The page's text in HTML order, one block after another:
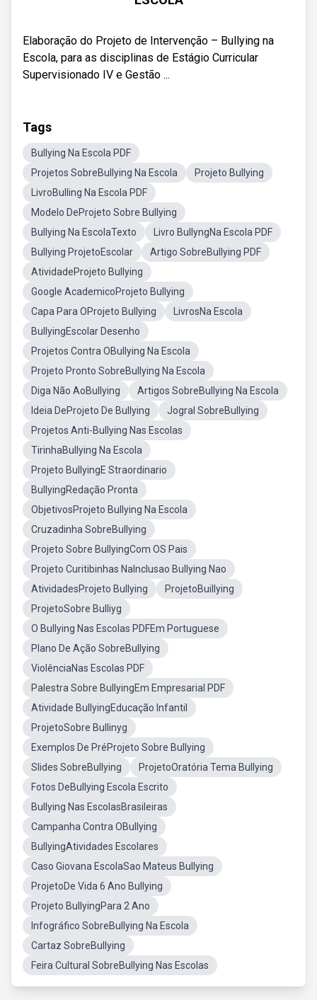
Elaboração do Projeto de Intervenção – Bullying na
Escola, para as disciplinas de Estágio Curricular
Supervisionado IV e Gestão ...
Tags
Bullying Na Escola PDF
Projetos SobreBullying Na Escola
Projeto Bullying
LivroBulling Na Escola PDF
Modelo DeProjeto Sobre Bullying
Bullying Na EscolaTexto
Livro BullyngNa Escola PDF
Bullying ProjetoEscolar
Artigo SobreBullying PDF
AtividadeProjeto Bullying
Google AcademicoProjeto Bullying
Capa Para OProjeto Bullying
LivrosNa Escola
BullyingEscolar Desenho
Projetos Contra OBullying Na Escola
Projeto Pronto SobreBullying Na Escola
Diga Não AoBullying
Artigos SobreBullying Na Escola
Ideia DeProjeto De Bullying
Jogral SobreBullying
Projetos Anti-Bullying Nas Escolas
TirinhaBullying Na Escola
Projeto BullyingE Straordinario
BullyingRedação Pronta
ObjetivosProjeto Bullying Na Escola
Cruzadinha SobreBullying
Projeto Sobre BullyingCom OS Pais
Projeto Curitibinhas NaInclusao Bullying Nao
AtividadesProjeto Bullying
ProjetoBuillying
ProjetoSobre Bulliyg
O Bullying Nas Escolas PDFEm Portuguese
Plano De Ação SobreBullying
ViolênciaNas Escolas PDF
Palestra Sobre BullyingEm Empresarial PDF
Atividade BullyingEducação Infantil
ProjetoSobre Bullinyg
Exemplos De PréProjeto Sobre Bullying
Slides SobreBullying
ProjetoOratória Tema Bullying
Fotos DeBullying Escola Escrito
Bullying Nas EscolasBrasileiras
Campanha Contra OBullying
BullyingAtividades Escolares
Caso Giovana EscolaSao Mateus Bullying
ProjetoDe Vida 6 Ano Bullying
Projeto BullyingPara 2 Ano
Infográfico SobreBullying Na Escola
Cartaz SobreBullying
Feira Cultural SobreBullying Nas Escolas